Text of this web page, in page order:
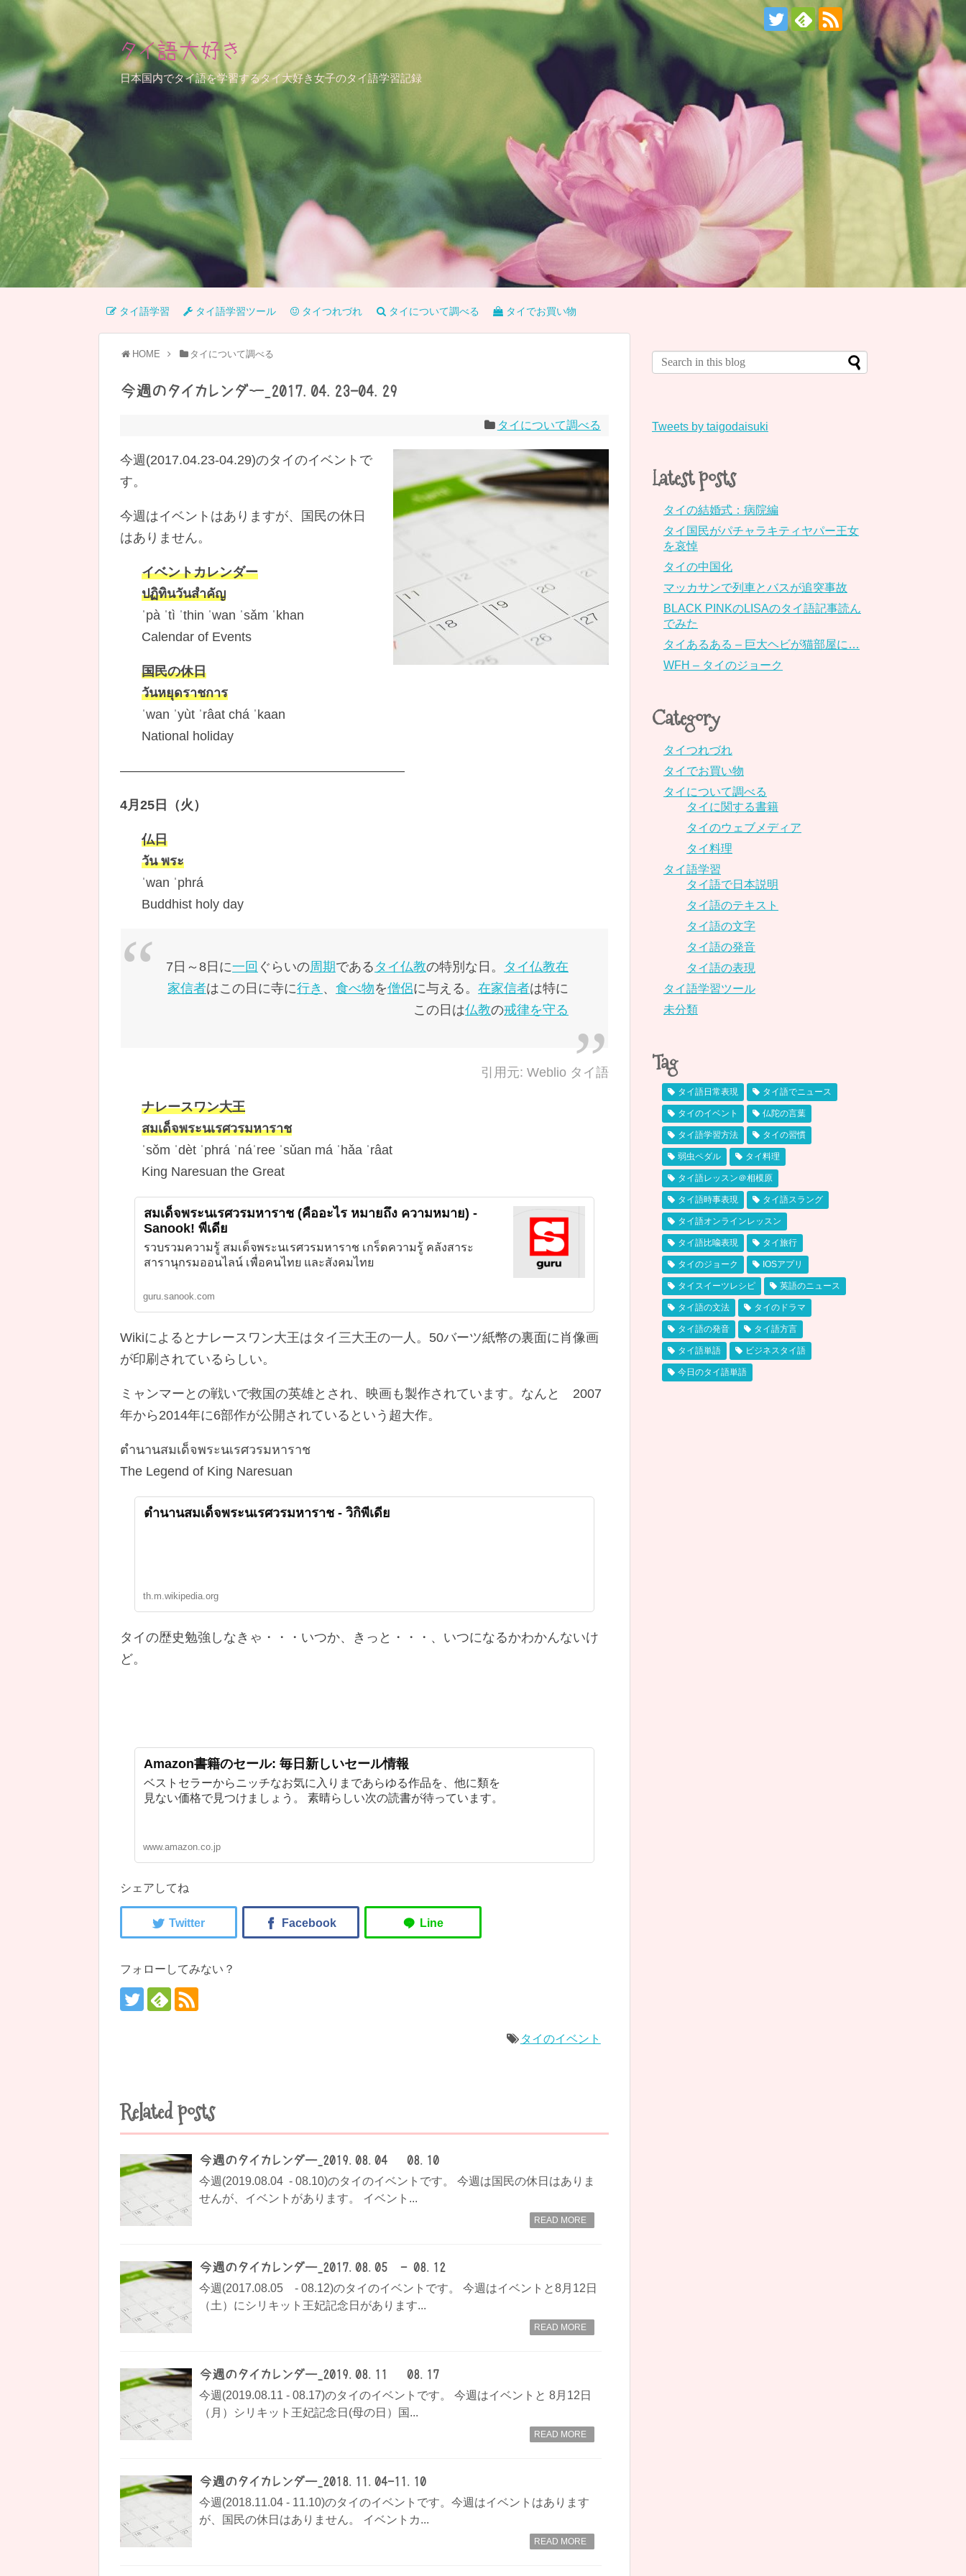
タイ語大好き
日本国内でタイ語を学習するタイ大好き女子のタイ語学習記録
タイ語学習 タイ語学習ツール タイつれづれ タイについて調べる タイでお買い物
HOME タイについて調べる
今週のタイカレンダー_2017.04.23-04.29
タイについて調べる
今週(2017.04.23-04.29)のタイのイベントで
す。
今週はイベントはありますが、国民の休日
はありません。
イベントカレンダー
ปฏิทินวันสำคัญ
ˈpà ˈtì ˈthin ˈwan ˈsǎm ˈkhan
Calendar of Events
国民の休日
วันหยุดราชการ
ˈwan ˈyùt ˈrâat chá ˈkaan
National holiday
——————————————————————
4月25日（火）
仏日
วัน พระ
ˈwan ˈphrá
Buddhist holy day
7日～8日に一回 ぐらいの周期である タイ仏教の特別な日。 タイ仏教在
家信者はこの日に寺に行き 、 食べ物を僧侶に与える。 在家信者は特に
この日は仏教の戒律を守る
引用元: Weblio タイ語
ナレースワン大王
สมเด็จพระนเรศวรมหาราช
ˈsǒm ˈdèt ˈphrá ˈnáˈree ˈsǔan má ˈhǎa ˈrâat
King Naresuan the Great
สมเด็จพระนเรศวรมหาราช (คืออะไร หมายถึง ความหมาย) -
Sanook! พีเดีย
รวบรวมความรู้ สมเด็จพระนเรศวรมหาราช เกร็ดความรู้ คลังสาระ
สารานุกรมออนไลน์ เพื่อคนไทย และสังคมไทย
guru.sanook.com
Wikiによるとナレースワン大王はタイ三大王の一人。50バーツ紙幣の裏面に肖像画
が印刷されているらしい。
ミャンマーとの戦いで救国の英雄とされ、映画も製作されています。なんと 2007
年から2014年に6部作が公開されているという超大作。
ตำนานสมเด็จพระนเรศวรมหาราช
The Legend of King Naresuan
ตำนานสมเด็จพระนเรศวรมหาราช - วิกิพีเดีย
th.m.wikipedia.org
タイの歴史勉強しなきゃ・・・いつか、きっと・・・、いつになるかわかんないけ
ど。
Amazon書籍のセール: 毎日新しいセール情報
ベストセラーからニッチなお気に入りまであらゆる作品を、他に類を
見ない価格で見つけましょう。 素晴らしい次の読書が待っています。
www.amazon.co.jp
シェアしてね
フォローしてみない？
タイのイベント
Related posts
今週のタイカレンダー_2019.08.04 – 08.10
今週(2019.08.04 - 08.10)のタイのイベントです。 今週は国民の休日はありま
せんが、イベントがあります。 イベント...
READ MORE
今週のタイカレンダー_2017.08.05 - 08.12
今週(2017.08.05 - 08.12)のタイのイベントです。 今週はイベントと8月12日
（土）にシリキット王妃記念日があります...
READ MORE
今週のタイカレンダー_2019.08.11 – 08.17
今週(2019.08.11 - 08.17)のタイのイベントです。 今週はイベントと 8月12日
（月）シリキット王妃記念日(母の日）国...
READ MORE
今週のタイカレンダー_2018.11.04-11.10
今週(2018.11.04 - 11.10)のタイのイベントです。今週はイベントはあります
が、国民の休日はありません。 イベントカ...
READ MORE
Tweets by taigodaisuki
Latest posts
タイの結婚式：病院編
タイ国民がパチャラキティヤパー王女
を哀悼
タイの中国化
マッカサンで列車とバスが追突事故
BLACK PINKのLISAのタイ語記事読ん
でみた
タイあるある – 巨大ヘビが猫部屋に…
WFH – タイのジョーク
Category
タイつれづれ
タイでお買い物
タイについて調べる
タイに関する書籍
タイのウェブメディア
タイ料理
タイ語学習
タイ語で日本説明
タイ語のテキスト
タイ語の文字
タイ語の発音
タイ語の表現
タイ語学習ツール
未分類
Tag
タイ語日常表現 タイ語でニュース
タイのイベント 仏陀の言葉
タイ語学習方法 タイの習慣
弱虫ペダル タイ料理
タイ語レッスン＠相模原
タイ語時事表現 タイ語スラング
タイ語オンラインレッスン
タイ語比喩表現 タイ旅行
タイのジョーク IOSアプリ
タイスイーツレシピ 英語のニュース
タイ語の文法 タイのドラマ
タイ語の発音 タイ語方言
タイ語単語 ビジネスタイ語
今日のタイ語単語